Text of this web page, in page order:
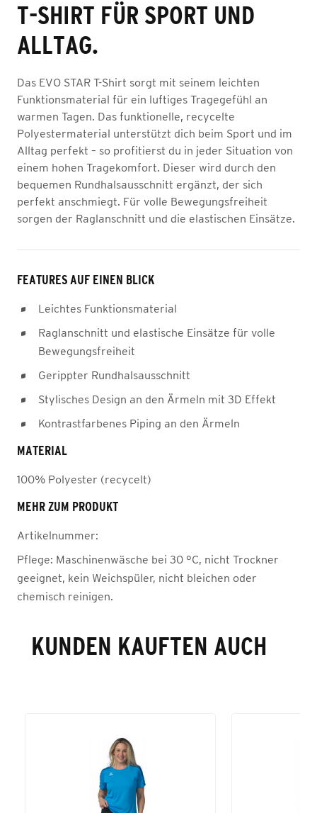
T-SHIRT FÜR SPORT UND
ALLTAG.
Das EVO STAR T-Shirt sorgt mit seinem leichten
Funktionsmaterial für ein luftiges Tragegefühl an
warmen Tagen. Das funktionelle, recycelte
Polyestermaterial unterstützt dich beim Sport und im
Alltag perfekt – so profitierst du in jeder Situation von
einem hohen Tragekomfort. Dieser wird durch den
bequemen Rundhalsausschnitt ergänzt, der sich
perfekt anschmiegt. Für volle Bewegungsfreiheit
sorgen der Raglanschnitt und die elastischen Einsätze.
FEATURES AUF EINEN BLICK
Leichtes Funktionsmaterial
Raglanschnitt und elastische Einsätze für volle
Bewegungsfreiheit
Gerippter Rundhalsausschnitt
Stylisches Design an den Ärmeln mit 3D Effekt
Kontrastfarbenes Piping an den Ärmeln
MATERIAL
100% Polyester (recycelt)
MEHR ZUM PRODUKT
Artikelnummer:
Pflege: Maschinenwäsche bei 30 °C, nicht Trockner
geeignet, kein Weichspüler, nicht bleichen oder
chemisch reinigen.
KUNDEN KAUFTEN AUCH